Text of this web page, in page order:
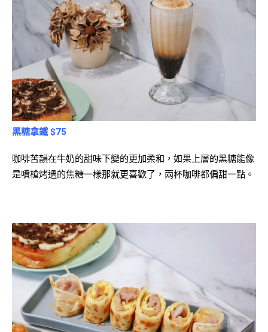
黑糖拿鐵 $75
咖啡苦韻在牛奶的甜味下變的更加柔和，如果上層的黑糖能像
是噴槍烤過的焦糖一樣那就更喜歡了，兩杯咖啡都偏甜一點。